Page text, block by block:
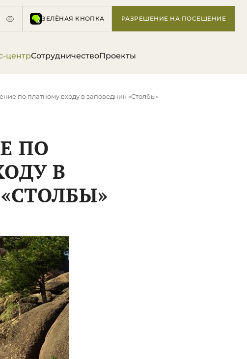
ЗЕЛЁНАЯ КНОПКА РАЗРЕШЕНИЕ НА ПОСЕЩЕНИЕ
центрСотрудничествоПроекты
по платному входу в заповедник «Столбы»
ПО
В